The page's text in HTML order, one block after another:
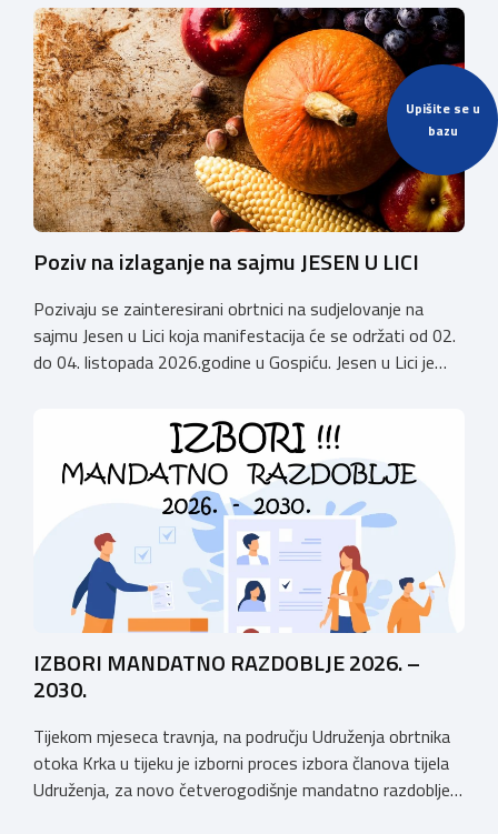
Upišite se u
bazu
održati 12. rujna u Kongresnom centru na Zagrebačkom
velesajmu. Susret će i ove godine okupiti groomere,
stručnjake i zaljubljenike u njegu pasa iz cijele Hrvatske,
[…]
Poziv na izlaganje na sajmu JESEN U LICI
Pozivaju se zainteresirani obrtnici na sudjelovanje na
sajmu Jesen u Lici koja manifestacija će se održati od 02.
do 04. listopada 2026.godine u Gospiću. Jesen u Lici je
u Gospiću i prerasla je u najznačajnjiju gospodarsku,
kulturnu i etno manifestaciju na području Ličko-senjske
županije. Organizator izložbe […]
IZBORI MANDATNO RAZDOBLJE 2026. –
2030.
Tijekom mjeseca travnja, na području Udruženja obrtnika
otoka Krka u tijeku je izborni proces izbora članova tijela
Udruženja, za novo četverogodišnje mandatno razdoblje